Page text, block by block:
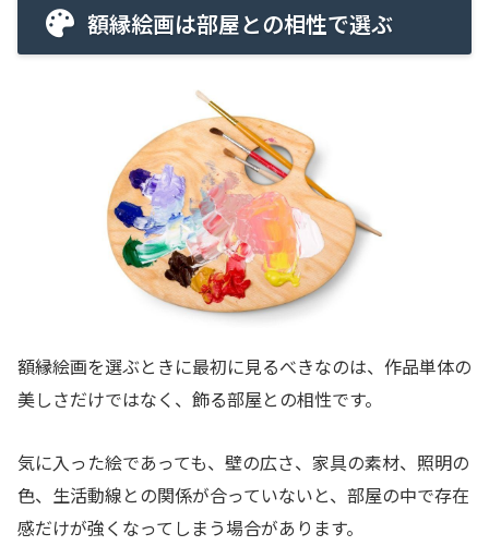
額縁絵画は部屋との相性で選ぶ
額縁絵画を選ぶときに最初に見るべきなのは、作品単体の
美しさだけではなく、飾る部屋との相性です。
気に入った絵であっても、壁の広さ、家具の素材、照明の
色、生活動線との関係が合っていないと、部屋の中で存在
感だけが強くなってしまう場合があります。